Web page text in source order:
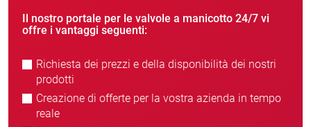
Il nostro portale per le valvole a manicotto 24/7 vi
offre i vantaggi seguenti:
Richiesta dei prezzi e della disponibilità dei nostri
prodotti
Creazione di offerte per la vostra azienda in tempo
reale